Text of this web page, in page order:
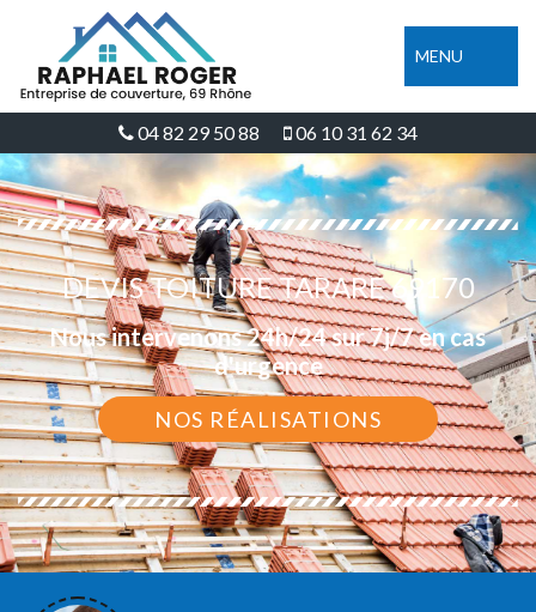
MENU
04 82 29 50 88 06 10 31 62 34
DEVIS TOITURE TARARE 69170
Nous intervenons 24h/24 sur 7j/7 en cas
d'urgence
NOS RÉALISATIONS